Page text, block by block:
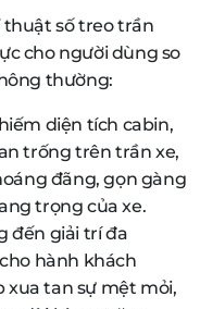
số treo trần
cho người dùng so
thường:
diện tích cabin,
trống trên trần xe,
đãng, gọn gàng
trọng của xe.
đến giải trí đa
hành khách
xua tan sự mệt mỏi,